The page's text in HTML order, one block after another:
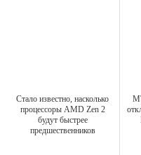
Стало известно, насколько
процессоры AMD Zen 2
будут быстрее
предшественников